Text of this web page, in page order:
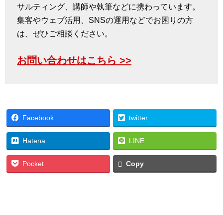
サルティング、講師や執筆などに携わっています。
集客やウェブ活用、SNSの運用などでお困りの方
は、ぜひご相談ください。
お問い合わせはこちら >>
Facebook twitter
Hatena LINE
Pocket Copy